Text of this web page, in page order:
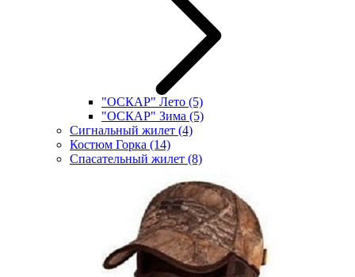
"ОСКАР" Лето (5)
"ОСКАР" Зима (5)
Сигнальный жилет (4)
Костюм Горка (14)
Спасательный жилет (8)